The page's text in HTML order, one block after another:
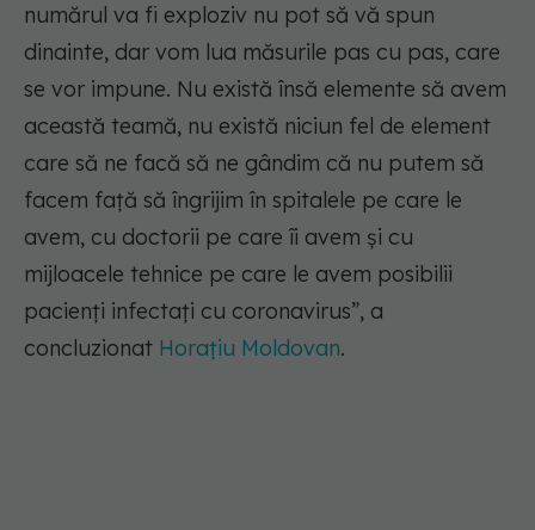
numărul va fi exploziv nu pot să vă spun
dinainte, dar vom lua măsurile pas cu pas, care
se vor impune. Nu există însă elemente să avem
această teamă, nu există niciun fel de element
care să ne facă să ne gândim că nu putem să
facem față să îngrijim în spitalele pe care le
avem, cu doctorii pe care îi avem și cu
mijloacele tehnice pe care le avem posibilii
pacienți infectați cu coronavirus”, a
concluzionat Horațiu Moldovan.